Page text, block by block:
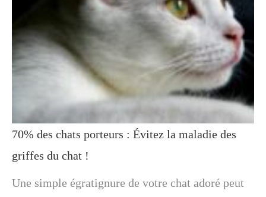
70% des chats porteurs : Évitez la maladie des
griffes du chat !
Une simple égratignure de votre chat adoré peut